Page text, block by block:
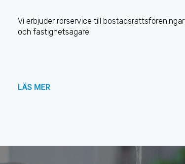
Vi erbjuder rörservice till bostadsrättsföreningar
och fastighetsägare.
LÄS MER